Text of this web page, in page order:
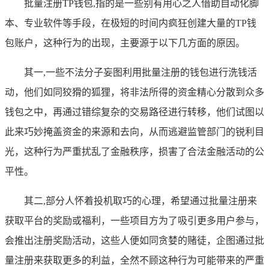
批量注册TP钱包,指的是一些别有用心之人借助自动化脚
本、专业软件等手段，在极短的时间内疯狂创建大量的TP钱
包账户，这种行为的出现，主要源于以下几方面的原因。
其一,一些不法分子妄图利用批量注册的钱包进行洗钱活
动，他们如同狡猾的狐狸，将非法所得的资金精心分散到众多
钱包之中，再通过错综复杂的交易路径进行转移，他们试图以
此来巧妙掩盖资金的来源和去向，从而逃避监管部门的锐利目
光，这种行为严重扰乱了金融秩序，损害了合法金融活动的公
平性。
其二,部分人怀着投机取巧的心理，希望通过批量注册来
获取平台的奖励或福利，一些项目方为了吸引更多用户参与，
会推出注册奖励活动，这些人便如同贪婪的赌徒，企图通过批
量注册来获取更多的利益，全然不顾这种行为可能带来的严重